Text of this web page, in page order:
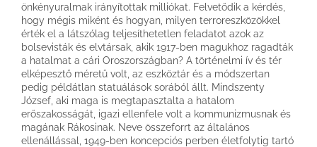
önkényuralmak irányítottak milliókat. Felvetődik a kérdés,
hogy mégis miként és hogyan, milyen terroreszközökkel
érték el a látszólag teljesíthetetlen feladatot azok az
bolsevisták és elvtársak, akik 1917-ben magukhoz ragadták
a hatalmat a cári Oroszországban? A történelmi ív és tér
elképesztő méretű volt, az eszköztár és a módszertan
pedig példátlan statuálások sorából állt. Mindszenty
József, aki maga is megtapasztalta a hatalom
erőszakosságát, igazi ellenfele volt a kommunizmusnak és
magának Rákosinak. Neve összeforrt az általános
ellenállással, 1949-ben koncepciós perben életfolytig tartó